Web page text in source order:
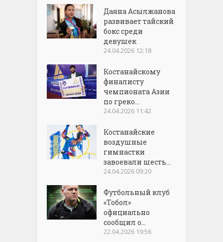
Даяна Асылжанова
развивает тайский
бокс среди
девушек
24.04.2026 12:18
Костанайскому
финалисту
чемпионата Азии
по греко...
24.04.2026 11:42
Костанайские
воздушные
гимнастки
завоевали шесть...
24.04.2026 09:20
Футбольный клуб
«Тобол»
официально
сообщил о...
22.04.2026 19:56